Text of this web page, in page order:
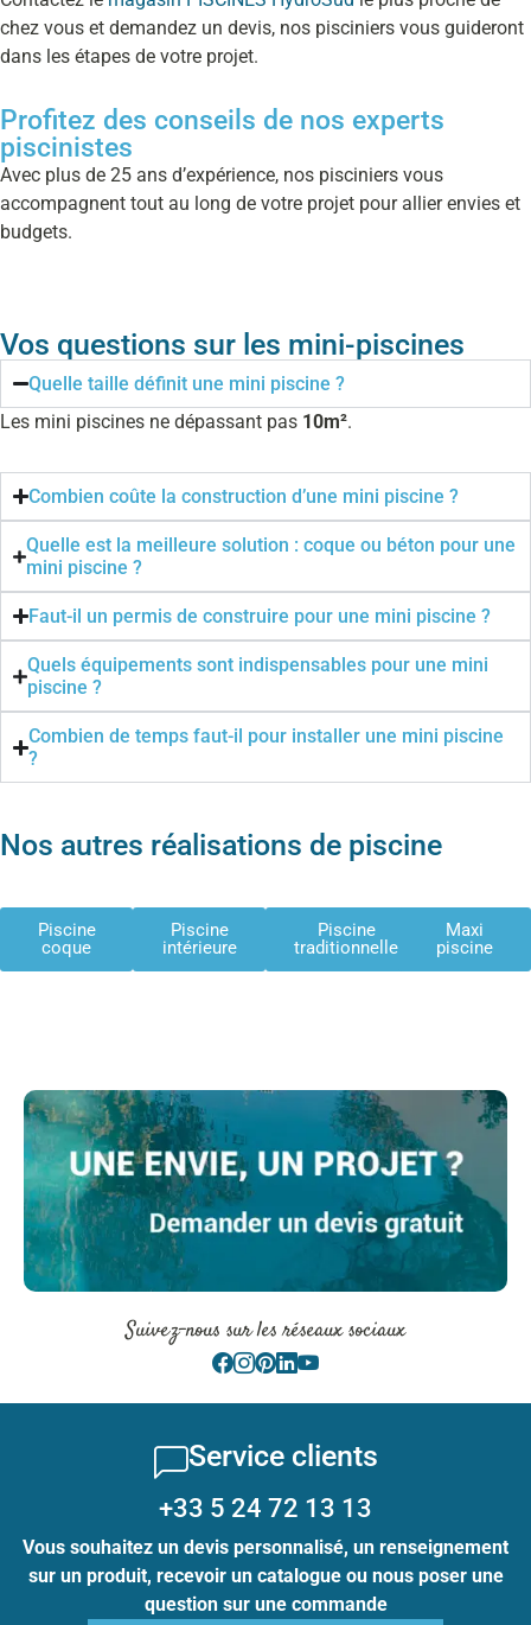
chez vous et demandez un devis, nos pisciniers vous guideront
dans les étapes de votre projet.
Profitez des conseils de nos experts
piscinistes
Avec plus de 25 ans d’expérience, nos pisciniers vous
accompagnent tout au long de votre projet pour allier envies et
budgets.
Vos questions sur les mini-piscines
Quelle taille définit une mini piscine ?
Les mini piscines ne dépassant pas 10m².
Combien coûte la construction d’une mini piscine ?
Quelle est la meilleure solution : coque ou béton pour une
mini piscine ?
Faut-il un permis de construire pour une mini piscine ?
Quels équipements sont indispensables pour une mini
piscine ?
Combien de temps faut-il pour installer une mini piscine
?
Nos autres réalisations de piscine
Piscine
coque
Piscine
intérieure
Piscine
traditionnelle
Maxi
piscine
Suivez-nous sur les réseaux sociaux
Service clients
+33 5 24 72 13 13
Vous souhaitez un devis personnalisé, un renseignement
sur un produit, recevoir un catalogue ou nous poser une
question sur une commande